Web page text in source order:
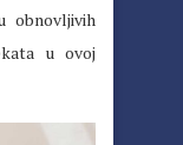
obnovljivih
u ovoj